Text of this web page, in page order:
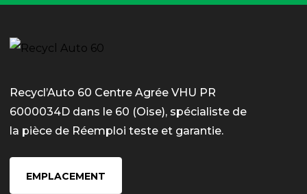
Recycl’Auto 60 Centre Agrée VHU PR
6000034D dans le 60 (Oise), spécialiste de
la pièce de Réemploi teste et garantie.
EMPLACEMENT